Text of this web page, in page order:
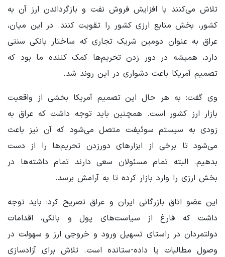
تلاش می‌کنند با افزایش فروش نفت و بازگرداندن ارز آن به
کشور، بخش منابع ارزی کشور را تقویت کنند. در این میان،
عراق به عنوان دومین شریک تجاری که ساختار بانکی سنتی
دارد، همیشه در دور زدن تحریم‌ها کمک کننده ما بود که
تصمیم آمریکا باعث دشواری در این روند شد.
وی گفت: به هر حال این تصمیم آمریکا بخشی از واقعیت
بازار ارز کشور است. همچنین باید توجه داشت که عراق به
زودی به سیستم سوئیفت متصل می‌شود که آن نیز باعث
می‌شود تا برخی از ابزارهای دورزدن تحریم‌ها را از دست
بدهیم. البته تمام مسئولان سعی دارند تمام داشته‌ها در
بخش ارزی را وارد بازار کرده تا به آرامش برسد.
این عضو اتاق بازرگانی ایران و عراق تصریح کرد: باید توجه
داشت که فارغ از سیاست‌های پول و بانکی، اقدامات
دولتمردان در راستای تسهیل ورود و خروجی ارز و سهولت در
وصول مطالبات یا داده-ستانده است. تلاش برای آزادسازی